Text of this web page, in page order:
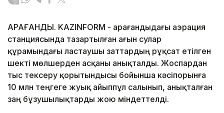
ҚАРАҒАНДЫ. KAZINFORM - Қарағандыдағы аэрация
станциясында тазартылған ағын сулар
құрамындағы ластаушы заттардың рұқсат етілген
шекті мөлшерден асқаны анықталды. Жоспардан
тыс тексеру қорытындысы бойынша кәсіпорынға
10 млн теңгеге жуық айыппұл салынып, анықталған
заң бұзушылықтарды жою міндеттелді.